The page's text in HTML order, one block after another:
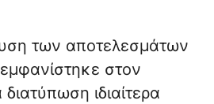
των αποτελεσμάτων
στον
ιδιαίτερα